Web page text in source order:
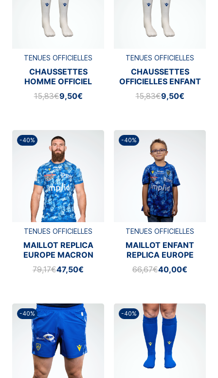
TENUES OFFICIELLES
CHAUSSETTES
HOMME OFFICIEL
EXTÉRIEUR
2025/2026
15,83€9,50€
TENUES OFFICIELLES
CHAUSSETTES
OFFICIELLES ENFANT
EXTÉRIEUR MACRON
2025/2026
15,83€9,50€
-40%
TENUES OFFICIELLES
MAILLOT REPLICA
EUROPE MACRON
2025/2026
79,17€47,50€
-40%
TENUES OFFICIELLES
MAILLOT ENFANT
REPLICA EUROPE
MACRON 2025-2026
66,67€40,00€
-40% -40%